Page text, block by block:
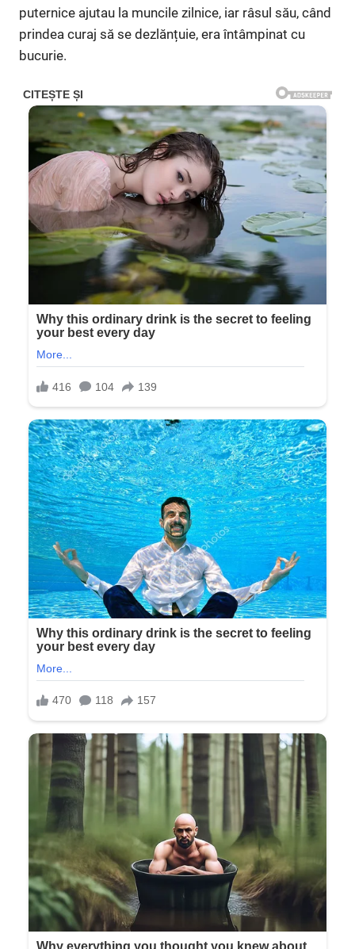
puternice ajutau la muncile zilnice, iar râsul său, când
prindea curaj să se dezlănțuie, era întâmpinat cu
bucurie.